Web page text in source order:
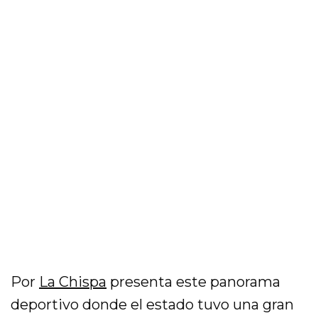
Por La Chispa presenta este panorama
deportivo donde el estado tuvo una gran